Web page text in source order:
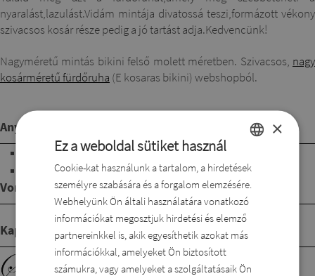
nyaralást,lazulást.Vidám mintája divatossá teszi,formázott vékony
szivacsos kosár része pedig a jó tartást adja.Kedvencünk!
Nagyméretű mintás bikini felső molett méretben. Szivacsos, nagy
kosárméretű fürdőruha (E kosaras bikini) webshopból.
Anyagösszetétel
70%Poliamid
30%Elasztán
Vonalvezetés
Kapcsolódó termékek
HUNGARIAN
ROMANIAN
ENGLISH
DUTCH
×
Ez a weboldal sütiket használ
Cookie-kat használunk a tartalom, a hirdetések
személyre szabására és a forgalom elemzésére.
Webhelyünk Ön általi használatára vonatkozó
információkat megosztjuk hirdetési és elemző
partnereinkkel is, akik egyesíthetik azokat más
információkkal, amelyeket Ön biztosított
számukra, vagy amelyeket a szolgáltatásaik Ön